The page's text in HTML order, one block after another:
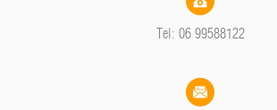
Tel: 06 99588122